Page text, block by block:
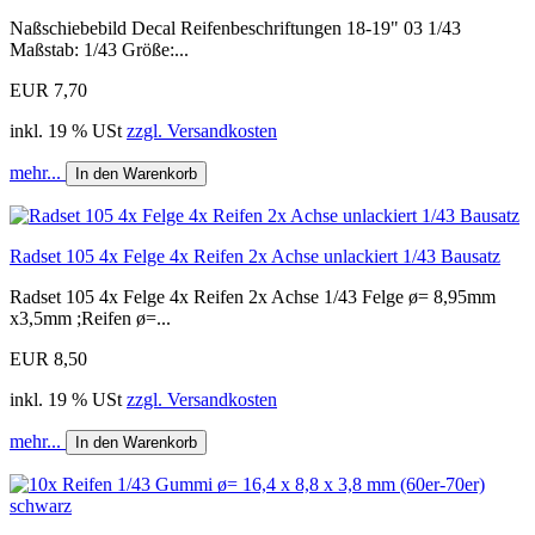
Naßschiebebild Decal Reifenbeschriftungen 18-19" 03 1/43
Maßstab: 1/43 Größe:...
EUR 7,70
inkl. 19 % USt zzgl. Versandkosten
mehr... In den Warenkorb
Radset 105 4x Felge 4x Reifen 2x Achse unlackiert 1/43 Bausatz
Radset 105 4x Felge 4x Reifen 2x Achse 1/43 Felge ø= 8,95mm
x3,5mm ;Reifen ø=...
EUR 8,50
inkl. 19 % USt zzgl. Versandkosten
mehr... In den Warenkorb